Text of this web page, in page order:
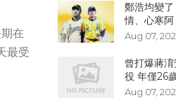
在
最受
鄭浩均變
情、心寒阿
Aug 07,
曾打爆蔣
役 年僅26
Aug 07,